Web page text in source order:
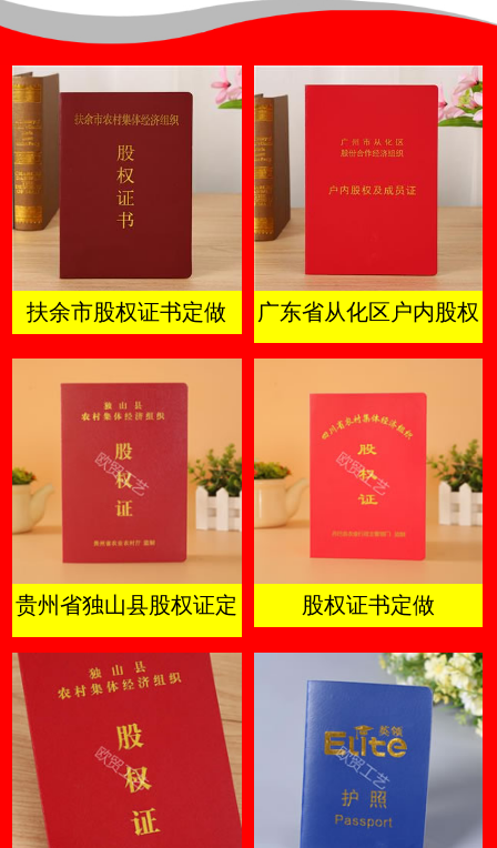
扶余市股权证书定做
广东省从化区户内股权
及成员证
贵州省独山县股权证定
做厂家
股权证书定做